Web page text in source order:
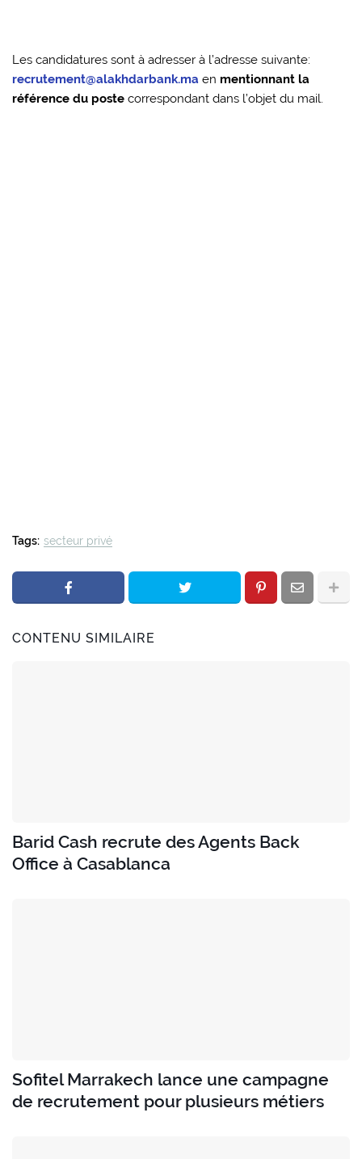
Les candidatures sont à adresser à l’adresse suivante:
recrutement@alakhdarbank.ma en mentionnant la
référence du poste correspondant dans l’objet du mail.
Tags: secteur privé
CONTENU SIMILAIRE
Barid Cash recrute des Agents Back
Office à Casablanca
Sofitel Marrakech lance une campagne
de recrutement pour plusieurs métiers